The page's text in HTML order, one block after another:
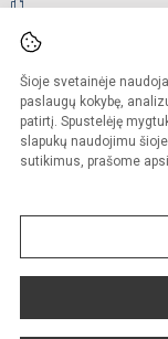
Šioje svetainėje
paslaugų kokybę,
patirtį. Spustelėję
slapukų naudojimu
sutikimus, prašome
Visos teisės
Sumanus būdas